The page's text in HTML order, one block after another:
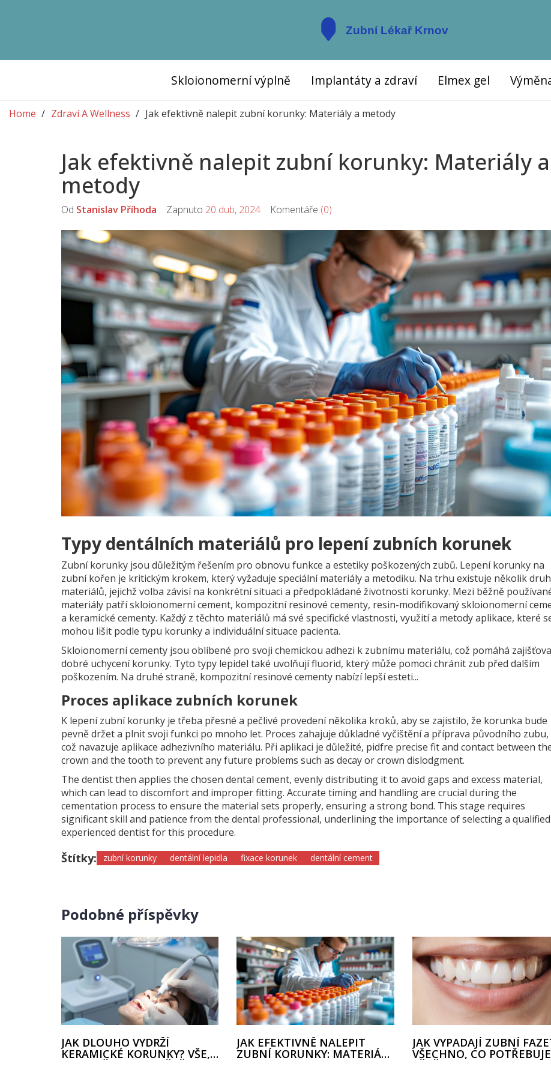
Skloionomerní výplně Implantáty a zdraví Elmex gel
Home Zdraví A Wellness Jak efektivně nalepit zubní korunky: Materiály a metody
Jak efektivně nalepit zubní korunky: Materiály a
metody
Od Stanislav Příhoda Zapnuto 20 dub, 2024 Komentáře (0)
Typy dentálních materiálů pro lepení zubních korunek
Zubní korunky jsou důležitým řešením pro obnovu funkce a estetiky poškozených zubů. Lepení korunky na
zubní kořen je kritickým krokem, který vyžaduje speciální materiály a metodiku. Na trhu existuje několik
materiálů, jejichž volba závisí na konkrétní situaci a předpokládané životnosti korunky. Mezi běžně
materiály patří skloionomerní cement, kompozitní resinové cementy, resin-modifikovaný skloionomerní
a keramické cementy. Každý z těchto materiálů má své specifické vlastnosti, využití a metody aplikace, které
mohou lišit podle typu korunky a individuální situace pacienta.
Skloionomerní cementy jsou oblíbené pro svoji chemickou adhezi k zubnímu materiálu, což pomáhá
dobré uchycení korunky. Tyto typy lepidel také uvolňují fluorid, který může pomoci chránit zub před dalším
poškozením. Na druhé straně, kompozitní resinové cementy nabízí lepší esteti...
Proces aplikace zubních korunek
K lepení zubní korunky je třeba přesné a pečlivé provedení několika kroků, aby se zajistilo, že korunka bude
pevně držet a plnit svoji funkci po mnoho let. Proces zahajuje důkladné vyčištění a příprava původního zubu,
což navazuje aplikace adhezivního materiálu. Při aplikaci je důležité, pidfre precise fit and contact between
crown and the tooth to prevent any future problems such as decay or crown dislodgment.
The dentist then applies the chosen dental cement, evenly distributing it to avoid gaps and excess material,
which can lead to discomfort and improper fitting. Accurate timing and handling are crucial during the
cementation process to ensure the material sets properly, ensuring a strong bond. This stage requires
significant skill and patience from the dental professional, underlining the importance of selecting a
experienced dentist for this procedure.
Štítky: zubní korunky dentální lepidla fixace korunek dentální cement
Podobné příspěvky
JAK DLOUHO VYDRŽÍ
KERAMICKÉ KORUNKY? VŠE,
JAK EFEKTIVNĚ NALEPIT
ZUBNÍ KORUNKY: MATERIÁLY
JAK VYPADAJÍ ZUBNÍ
VŠECHNO, CO